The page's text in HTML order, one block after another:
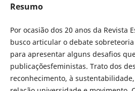
Resumo
Por ocasião dos 20 anos da Revista
busco articular o debate
para apresentar alguns desafios
publicaçõesfeministas. Trato dos
reconhecimento, à